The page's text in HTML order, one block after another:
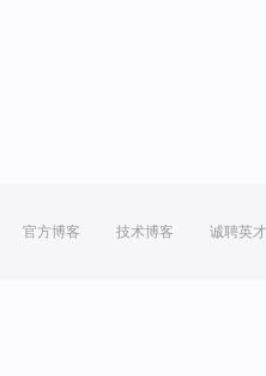
官方博客 技术博客 诚聘英才